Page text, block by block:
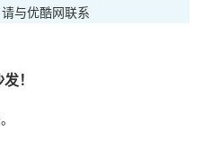
与优酷网联系
！
。